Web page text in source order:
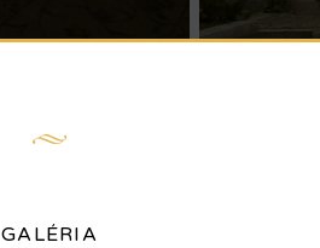
GALÉRIA